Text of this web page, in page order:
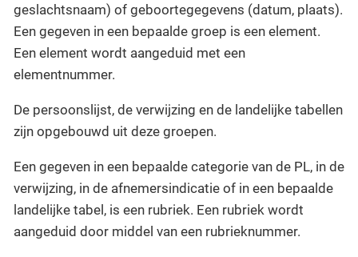
geslachtsnaam) of geboortegegevens (datum, plaats).
Een gegeven in een bepaalde groep is een element.
Een element wordt aangeduid met een
elementnummer.
De persoonslijst, de verwijzing en de landelijke tabellen
zijn opgebouwd uit deze groepen.
Een gegeven in een bepaalde categorie van de PL, in de
verwijzing, in de afnemersindicatie of in een bepaalde
landelijke tabel, is een rubriek. Een rubriek wordt
aangeduid door middel van een rubrieknummer.